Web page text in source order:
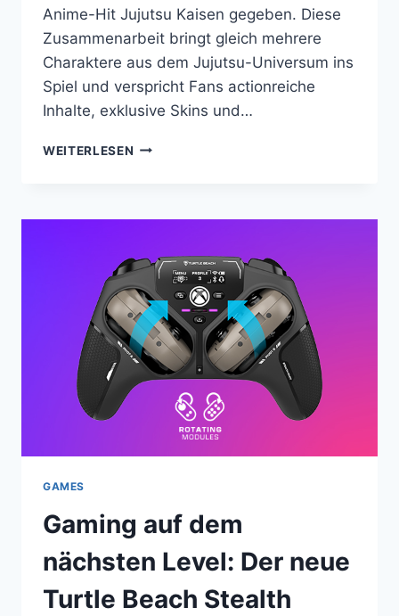
Anime-Hit Jujutsu Kaisen gegeben. Diese
Zusammenarbeit bringt gleich mehrere
Charaktere aus dem Jujutsu-Universum ins
Spiel und verspricht Fans actionreiche
Inhalte, exklusive Skins und…
WEITERLESEN „HONOR
„JUJUTSU
DIE
EPISCHE
KOLLABORATION
STARTET!
GAMES
Gaming auf dem
nächsten Level: Der neue
Turtle Beach Stealth